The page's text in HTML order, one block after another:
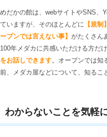
めだかの館は、webサイトやSNS、
ていますが、そのほとんどに 【規制】
ープンでは言えない事】 がたくさん
100年メダカに共感いただける方だ
をお話しできます。オープンでは知
前、メダカ屋などについて、知るこ
わからないことを気軽